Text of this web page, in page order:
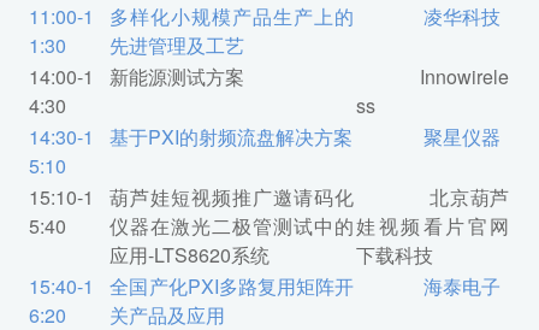
11:00-1
1:30
多样化小规模产品生产上的
先进管理及工艺
凌华科技
14:00-1
4:30
新能源测试方案
Innowirele
ss
14:30-1
5:10
基于PXI的射频流盘解决方案 聚星仪器
15:10-1
5:40
葫芦娃短视频推广邀请码化
仪器在激光二极管测试中的
应用-LTS8620系统
北京葫芦
娃视频看片官网
下载科技
15:40-1
6:20
全国产化PXI多路复用矩阵开
关产品及应用
海泰电子